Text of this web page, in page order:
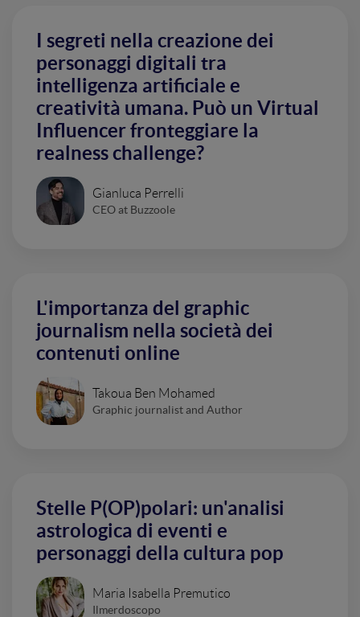
I segreti nella creazione dei
personaggi digitali tra
intelligenza artificiale e
creatività umana. Può un Virtual
Influencer fronteggiare la
realness challenge?
Gianluca Perrelli
CEO at Buzzoole
L'importanza del graphic
journalism nella società dei
contenuti online
Takoua Ben Mohamed
Graphic journalist and Author
Stelle P(OP)polari: un'analisi
astrologica di eventi e
personaggi della cultura pop
Maria Isabella Premutico
Ilmerdoscopo